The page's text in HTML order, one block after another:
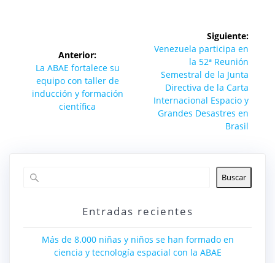
entradas
Anterior:
Entrada
anterior:
La ABAE fortalece su
equipo con taller de
inducción y formación
científica
Siguiente:
Siguiente
Venezuela participa en
la 52ª Reunión
Semestral de la Junta
Directiva de la Carta
Internacional Espacio y
Grandes Desastres en
Brasil
Buscar
Entradas recientes
Más de 8.000 niñas y niños se han formado en
ciencia y tecnología espacial con la ABAE